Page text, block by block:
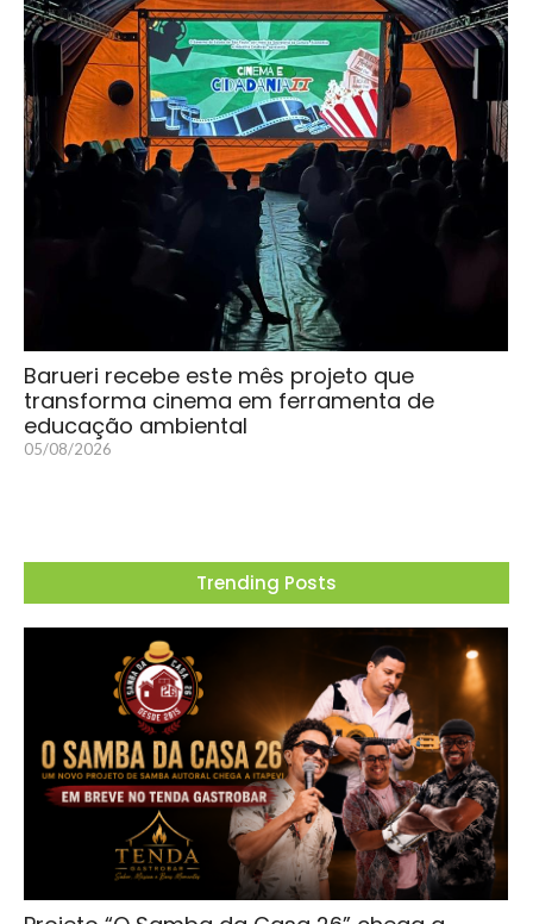
Barueri recebe este mês projeto que
transforma cinema em ferramenta de
educação ambiental
05/08/2026
Trending Posts